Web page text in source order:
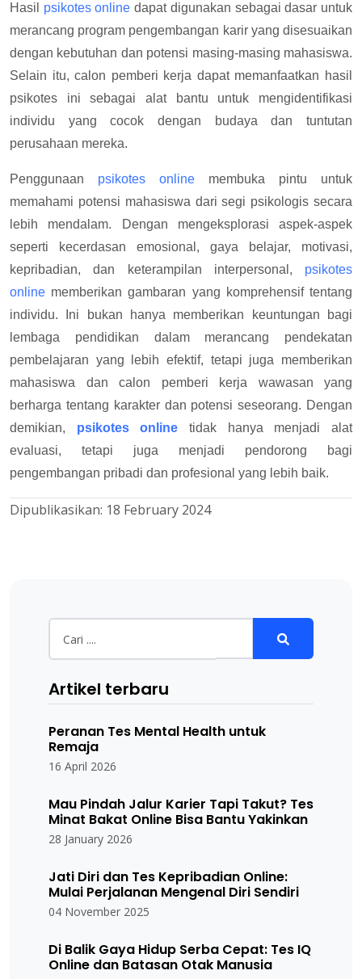
Hasil psikotes online dapat digunakan sebagai dasar untuk
merancang program pengembangan karir yang disesuaikan
dengan kebutuhan dan potensi masing-masing mahasiswa.
Selain itu, calon pemberi kerja dapat memanfaatkan hasil
psikotes ini sebagai alat bantu untuk mengidentifikasi
individu yang cocok dengan budaya dan tuntutan
perusahaan mereka.
Penggunaan psikotes online membuka pintu untuk
memahami potensi mahasiswa dari segi psikologis secara
lebih mendalam. Dengan mengeksplorasi aspek-aspek
seperti kecerdasan emosional, gaya belajar, motivasi,
kepribadian, dan keterampilan interpersonal, psikotes
online memberikan gambaran yang komprehensif tentang
individu. Ini bukan hanya memberikan keuntungan bagi
lembaga pendidikan dalam merancang pendekatan
pembelajaran yang lebih efektif, tetapi juga memberikan
mahasiswa dan calon pemberi kerja wawasan yang
berharga tentang karakter dan potensi seseorang. Dengan
demikian, psikotes online tidak hanya menjadi alat
evaluasi, tetapi juga menjadi pendorong bagi
pengembangan pribadi dan profesional yang lebih baik.
Dipublikasikan: 18 February 2024
Artikel terbaru
Peranan Tes Mental Health untuk
Remaja
16 April 2026
Mau Pindah Jalur Karier Tapi Takut? Tes
Minat Bakat Online Bisa Bantu Yakinkan
28 January 2026
Jati Diri dan Tes Kepribadian Online:
Mulai Perjalanan Mengenal Diri Sendiri
04 November 2025
Di Balik Gaya Hidup Serba Cepat: Tes IQ
Online dan Batasan Otak Manusia